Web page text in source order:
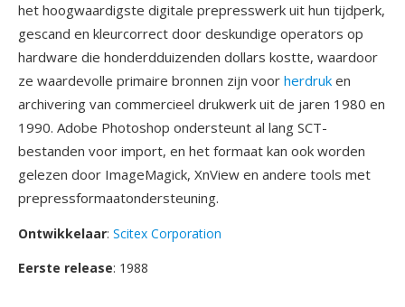
het hoogwaardigste digitale prepresswerk uit hun tijdperk,
gescand en kleurcorrect door deskundige operators op
hardware die honderdduizenden dollars kostte, waardoor
ze waardevolle primaire bronnen zijn voor herdruk en
archivering van commercieel drukwerk uit de jaren 1980 en
1990. Adobe Photoshop ondersteunt al lang SCT-
bestanden voor import, en het formaat kan ook worden
gelezen door ImageMagick, XnView en andere tools met
prepressformaatondersteuning.
Ontwikkelaar: Scitex Corporation
Eerste release: 1988